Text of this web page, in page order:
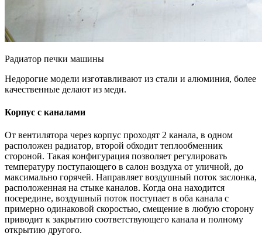
Радиатор печки машины
Недорогие модели изготавливают из стали и алюминия, более
качественные делают из меди.
Корпус с каналами
От вентилятора через корпус проходят 2 канала, в одном
расположен радиатор, второй обходит теплообменник
стороной. Такая конфигурация позволяет регулировать
температуру поступающего в салон воздуха от уличной, до
максимально горячей. Направляет воздушный поток заслонка,
расположенная на стыке каналов. Когда она находится
посередине, воздушный поток поступает в оба канала с
примерно одинаковой скоростью, смещение в любую сторону
приводит к закрытию соответствующего канала и полному
открытию другого.